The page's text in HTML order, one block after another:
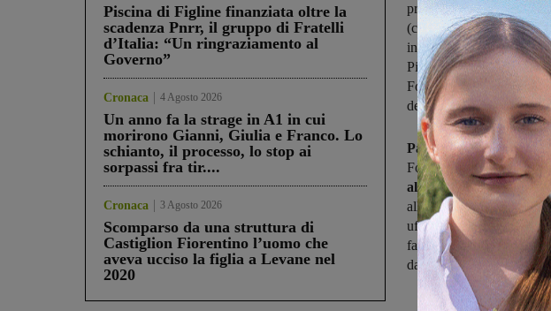
Piscina di Figline finanziata oltre la
scadenza Pnrr, il gruppo di Fratelli
d’Italia: “Un ringraziamento al
Governo”
Cronaca 4 Agosto 2026
Un anno fa la strage in A1 in cui
morirono Gianni, Giulia e Franco. Lo
schianto, il processo, lo stop ai
sorpassi fra tir....
Cronaca 3 Agosto 2026
Scomparso da una struttura di
Castiglion Fiorentino l’uomo che
aveva ucciso la figlia a Levane nel
2020
profilo facebook ha
(che ieri aveva diretto
intendere che sarebbe
Pianese),scegliendo
Foligno (vi era arrivato
della società, tutti i
Palazzi è statoper
Foligno aveva guidato la
allenatore già oggi
ha
allenamento, mentre è
ufficiale. La sfida, ossia
facile ma se è
darla.